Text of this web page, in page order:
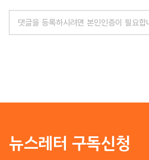
뉴스레터 구독신청